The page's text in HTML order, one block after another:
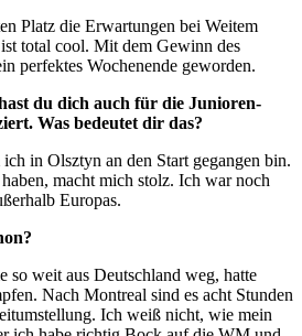
Platz die Erwartungen bei Weitem
total cool. Mit dem Gewinn des
perfektes Wochenende geworden.
du dich auch für die Junioren-
Was bedeutet dir das?
in Olsztyn an den Start gegangen bin.
macht mich stolz. Ich war noch
Europas.
so weit aus Deutschland weg, hatte
Nach Montreal sind es acht Stunden
Ich weiß nicht, wie mein